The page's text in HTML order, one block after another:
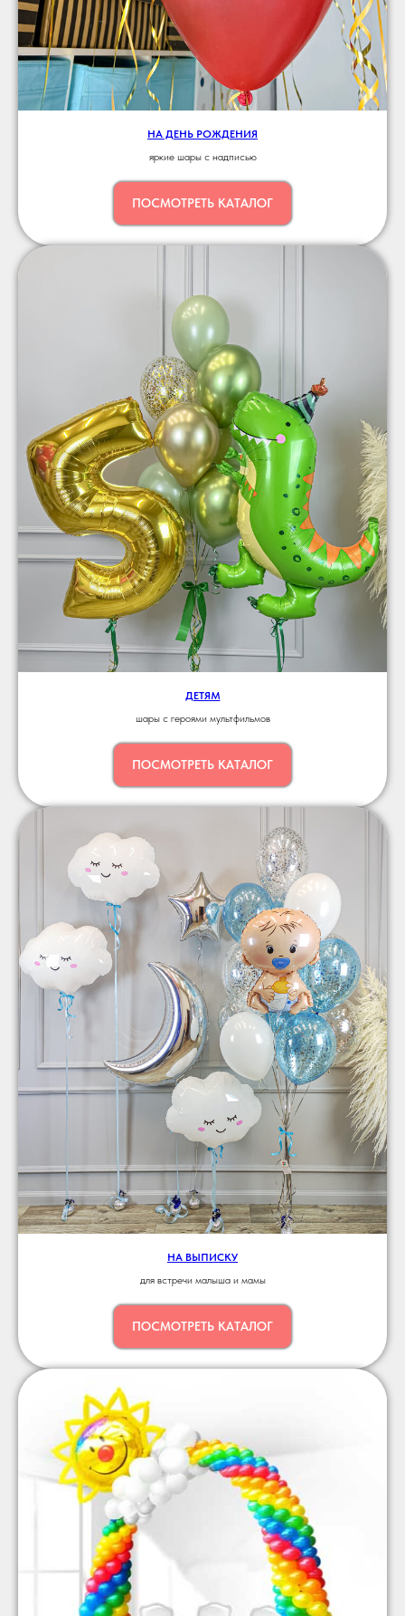
НА ДЕНЬ РОЖДЕНИЯ
яркие шары с надписью
ПОСМОТРЕТЬ КАТАЛОГ
ДЕТЯМ
шары с героями мультфильмов
ПОСМОТРЕТЬ КАТАЛОГ
НА ВЫПИСКУ
для встречи малыша и мамы
ПОСМОТРЕТЬ КАТАЛОГ